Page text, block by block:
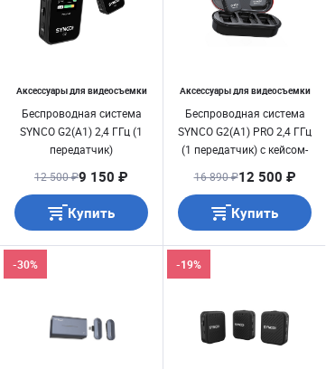
Аксессуары для видеосъемки
Беспроводная система
SYNCO G2(A1) 2,4 ГГц (1
передатчик)
12 500 ₽9 150 ₽
Купить
Аксессуары для видеосъемки
Беспроводная система
SYNCO G2(A1) PRO 2,4 ГГц
(1 передатчик) с кейсом-
16 890 ₽12 500 ₽
Купить
-30% -19%